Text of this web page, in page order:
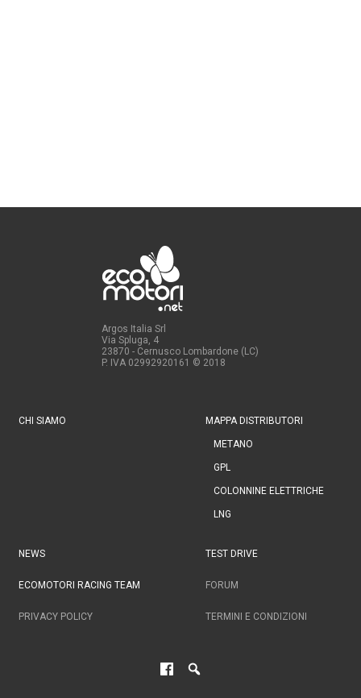
Argos Italia Srl
Via Spluga, 4
23870 - Cernusco Lombardone (LC)
P. IVA 02992920161 © 2018
CHI SIAMO MAPPA DISTRIBUTORI
METANO
GPL
COLONNINE ELETTRICHE
LNG
NEWS TEST DRIVE
ECOMOTORI RACING TEAM FORUM
PRIVACY POLICY TERMINI E CONDIZIONI